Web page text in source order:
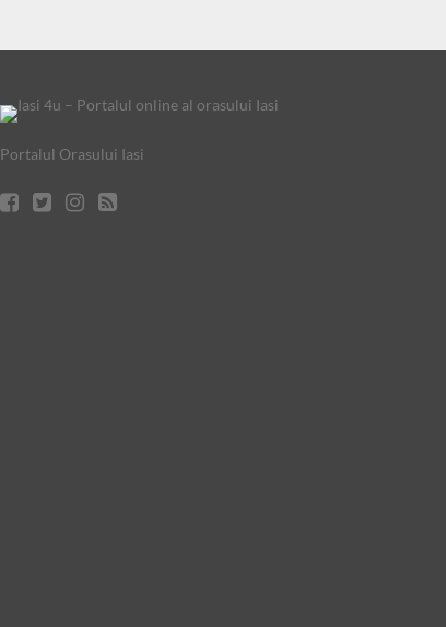
Portalul Orasului Iasi